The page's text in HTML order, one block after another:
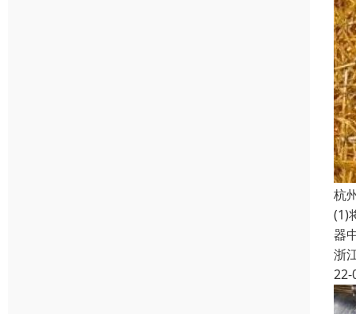
杭
(1)
器
浙
22-